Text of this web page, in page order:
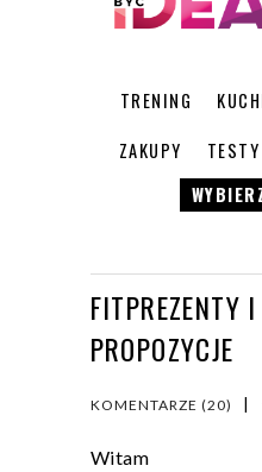
TRENING
ZAKUPY
TESTY
FITPREZENTY
PROPOZYCJE
KOMENTARZE (20) |
Witam